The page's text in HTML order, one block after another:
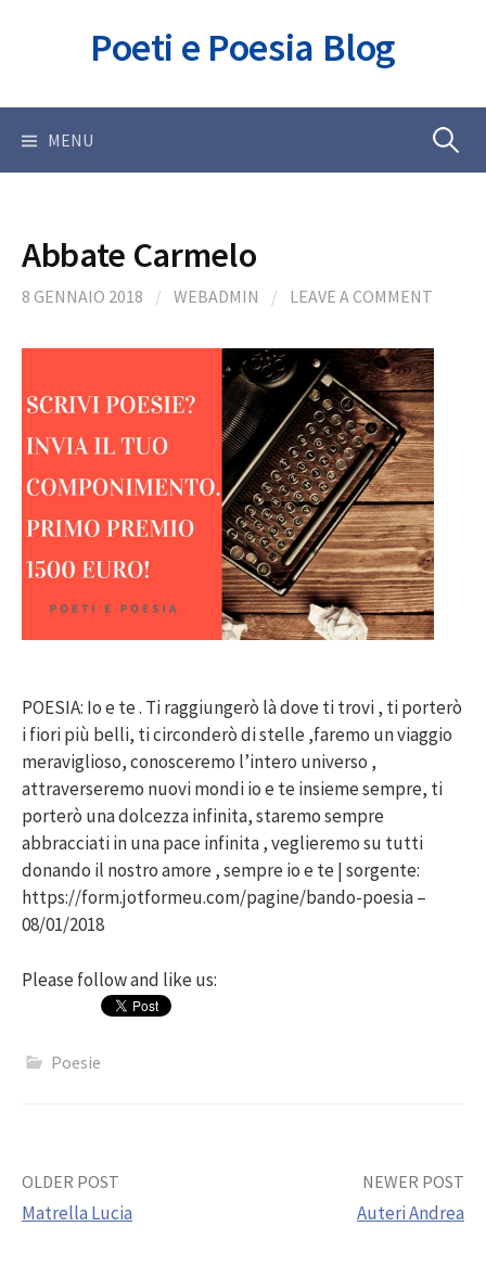
Poeti e Poesia Blog
MENU Ricerca
Abbate Carmelo
8 GENNAIO 2018 / WEBADMIN / LEAVE A COMMENT
POESIA: Io e te . Ti raggiungerò là dove ti trovi , ti porterò
i fiori più belli, ti circonderò di stelle ,faremo un viaggio
meraviglioso, conosceremo l’intero universo ,
attraverseremo nuovi mondi io e te insieme sempre, ti
porterò una dolcezza infinita, staremo sempre
abbracciati in una pace infinita , veglieremo su tutti
donando il nostro amore , sempre io e te | sorgente:
https://form.jotformeu.com/pagine/bando-poesia –
08/01/2018
Please follow and like us:
Poesie
Post
OLDER POST
Matrella Lucia
NEWER POST
Auteri Andrea